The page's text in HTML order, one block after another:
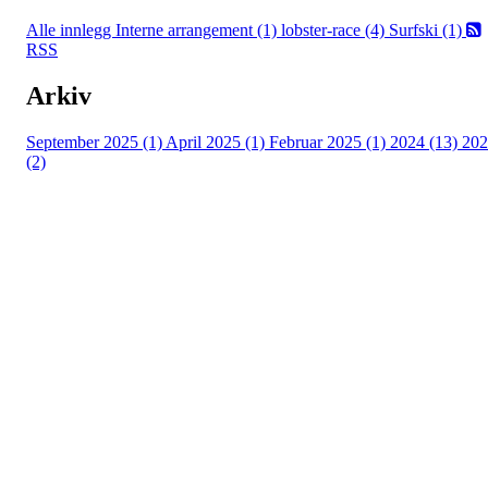
Alle innlegg Interne arrangement (1) lobster-race (4) Surfski (1)
RSS
Arkiv
September 2025 (1) April 2025 (1) Februar 2025 (1) 2024 (13)
(2)